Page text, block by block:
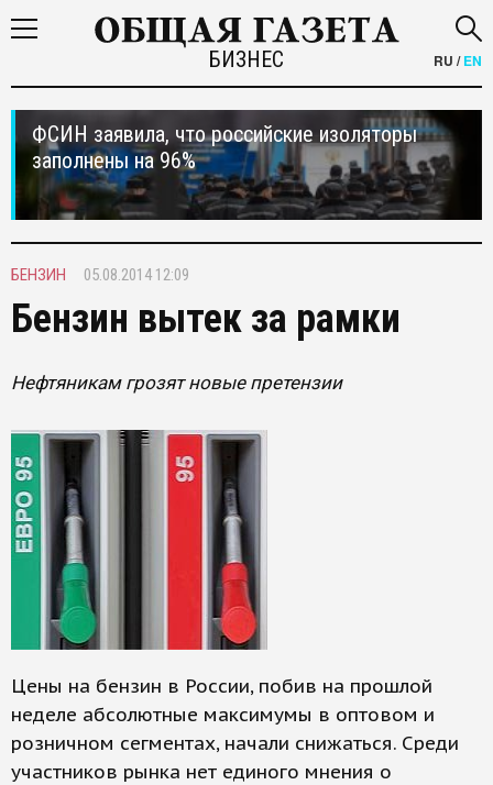
БИЗНЕС RU /EN
ФСИН заявила, что российские изоляторы
заполнены на 96%
БЕНЗИН 05.08.2014 12:09
Бензин вытек за рамки
Нефтяникам грозят новые претензии
Цены на бензин в России, побив на прошлой
неделе абсолютные максимумы в оптовом и
розничном сегментах, начали снижаться. Среди
участников рынка нет единого мнения о